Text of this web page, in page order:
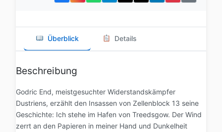
Überblick Details
Beschreibung
Godric End, meistgesuchter Widerstandskämpfer
Dustriens, erzählt den Insassen von Zellenblock 13 seine
Geschichte: Ich stehe im Hafen von Treedsgow. Der Wind
zerrt an den Papieren in meiner Hand und Dunkelheit